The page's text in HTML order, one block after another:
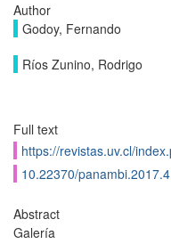
Author
Godoy, Fernando
Ríos Zunino, Rodrigo
Full text
https://revistas.uv.cl/
10.22370/
Abstract
Galería